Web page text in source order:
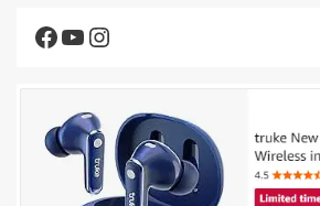
Facebook
YouTube
Instagram